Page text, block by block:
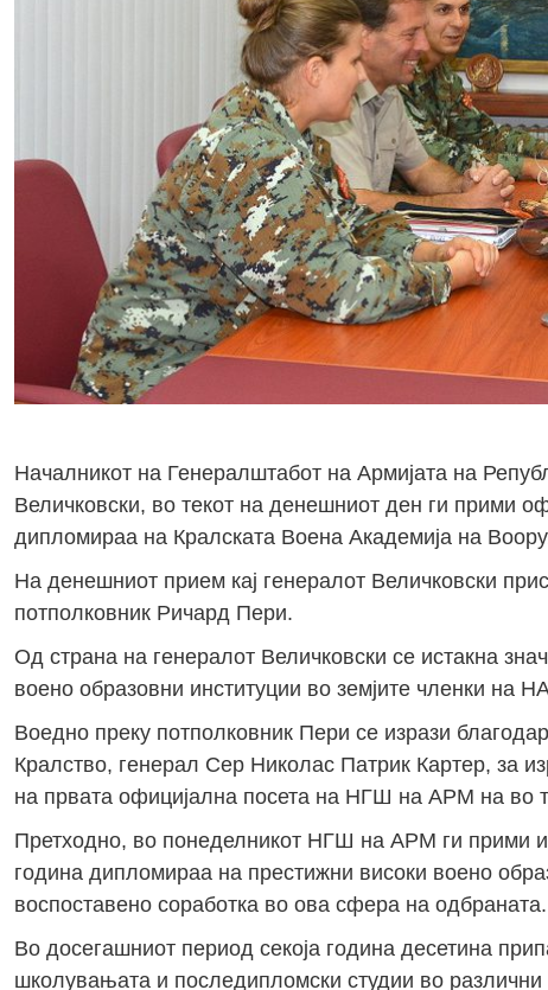
Началникот на Генералштабот на Армијата на
Величковски, во текот на денешниот ден ги прими
дипломираа на Кралската Воена Академија на
На денешниот прием кај генералот Величковски
потполковник Ричард Пери.
Од страна на генералот Величковски се истакна
воено образовни институции во земјите членки на
Воедно преку потполковник Пери се изрази
Кралство, генерал Сер Николас Патрик Картер, за
на првата официјална посета на НГШ на АРМ на во
Претходно, во понеделникот НГШ на АРМ ги прими
година дипломираа на престижни високи воено
воспоставено соработка во ова сфера на одбраната.
Во досегашниот период секоја година десетина
школувањата и последипломски студии во